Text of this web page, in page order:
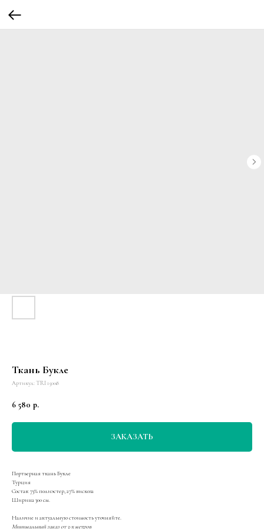
Ткань Букле
Артикул:TRI 15008
6 580 р.
ЗАКАЗАТЬ
Портьерная ткань Букле
Турция
Состав: 73% полиэстер, 27% вискоза
Ширина 300 см.
Наличие и актуальную стоимость уточняйте.
Минимальный заказ от 3-х метров